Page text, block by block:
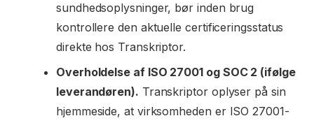
sundhedsoplysninger, bør inden brug
kontrollere den aktuelle certificeringsstatus
direkte hos Transkriptor.
Overholdelse af ISO 27001 og SOC 2 (ifølge
leverandøren). Transkriptor oplyser på sin
hjemmeside, at virksomheden er ISO 27001-